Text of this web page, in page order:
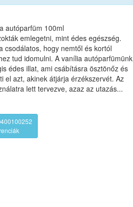
autóparfüm 100ml
emlegetni, mint édes egészség.
csodálatos, hogy nemtől és kortól
tud idomulni. A vanília autóparfümünk
édes illat, ami csábításra ösztönőz és
el azt, akinek átjárja érzékszervét. Az
lett tervezve, azaz az utazás...